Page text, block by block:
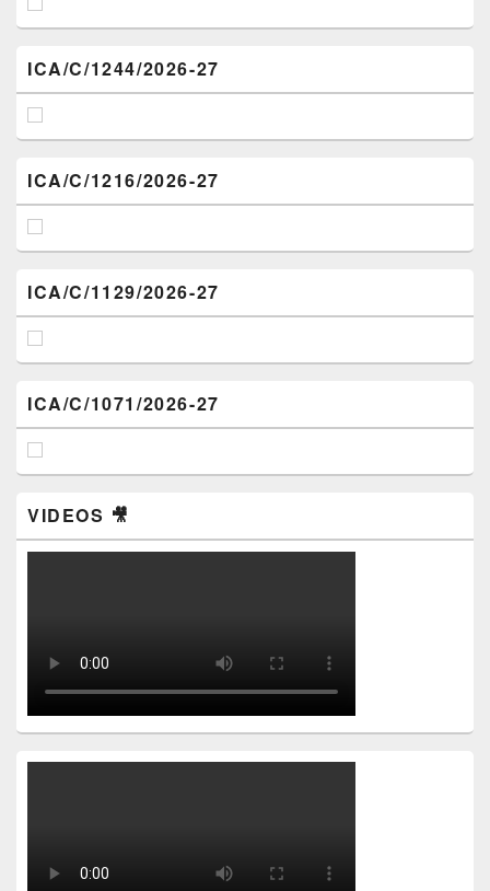
ICA/C/1244/2026-27
ICA/C/1216/2026-27
ICA/C/1129/2026-27
ICA/C/1071/2026-27
VIDEOS 🎥